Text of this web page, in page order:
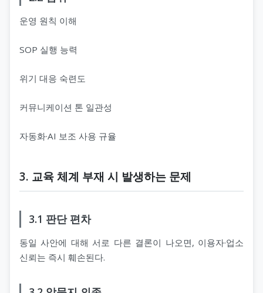
운영 원칙 이해
SOP 실행 능력
위기 대응 숙련도
커뮤니케이션 톤 일관성
자동화·AI 보조 사용 규율
3. 교육 체계 부재 시 발생하는 문제
3.1 판단 편차
동일 사안에 대해 서로 다른 결론이 나오면, 이용자·업소
신뢰는 즉시 훼손된다.